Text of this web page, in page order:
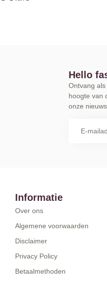
Hello
Ontvang
hoogte van
onze
Informatie
Over ons
Algemene voorwaarden
Disclaimer
Privacy Policy
Betaalmethoden